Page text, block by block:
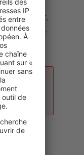
Niçois,
en effet,
Pettegola,
(et